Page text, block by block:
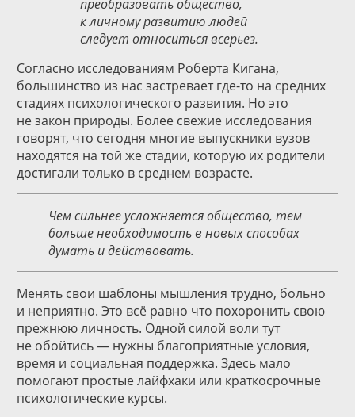
преобразовать общество,
к личному развитию людей
следует относиться всерьез.
Согласно исследованиям Роберта Кигана,
большинство из нас застревает где-то на средних
стадиях психологического развития. Но это
не закон природы. Более свежие исследования
говорят, что сегодня многие выпускники вузов
находятся на той же стадии, которую их родители
достигали только в среднем возрасте.
Чем сильнее усложняется общество, тем
больше необходимость в новых способах
думать и действовать.
Менять свои шаблоны мышления трудно, больно
и неприятно. Это всё равно что похоронить свою
прежнюю личность. Одной силой воли тут
не обойтись — нужны благоприятные условия,
время и социальная поддержка. Здесь мало
помогают простые лайфхаки или краткосрочные
психологические курсы.